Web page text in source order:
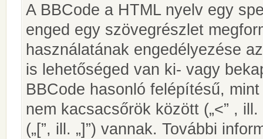
A BBCode a HTML nyelv egy
enged egy szövegrészlet
használatának engedélyezése
is lehetőséged van ki- vagy
BBCode hasonló felépítésű,
nem kacsacsőrök között („<” ,
(„[”, ill. „]”) vannak. További